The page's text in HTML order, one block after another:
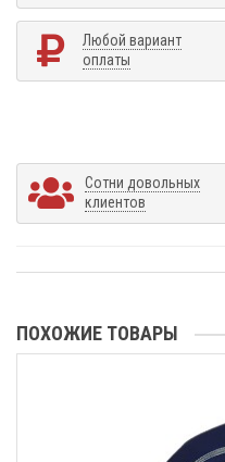
Любой вариант
оплаты
Сотни довольных
клиентов
ПОХОЖИЕ ТОВАРЫ